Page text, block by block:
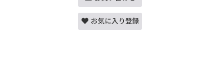
お気に入り登録